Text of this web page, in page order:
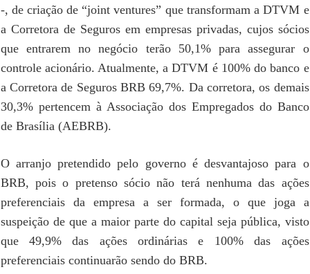
-, de criação de “joint ventures” que transformam a DTVM e
a Corretora de Seguros em empresas privadas, cujos sócios
que entrarem no negócio terão 50,1% para assegurar o
controle acionário. Atualmente, a DTVM é 100% do banco e
a Corretora de Seguros BRB 69,7%. Da corretora, os demais
30,3% pertencem à Associação dos Empregados do Banco
de Brasília (AEBRB).
O arranjo pretendido pelo governo é desvantajoso para o
BRB, pois o pretenso sócio não terá nenhuma das ações
preferenciais da empresa a ser formada, o que joga a
suspeição de que a maior parte do capital seja pública, visto
que 49,9% das ações ordinárias e 100% das ações
preferenciais continuarão sendo do BRB.